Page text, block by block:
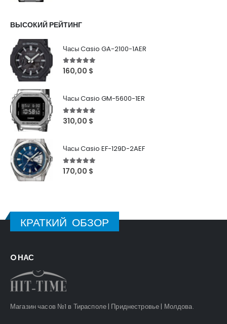
ВЫСОКИЙ РЕЙТИНГ
Часы Casio GA-2100-1AER
5out of 5
160,00 $
Часы Casio GM-5600-1ER
5out of 5
310,00 $
Часы Casio EF-129D-2AEF
5out of 5
170,00 $
КРАТКИЙ ОБЗОР
O НАС
Магазин часов №1 в Тирасполе | Приднестровье | Молдова.